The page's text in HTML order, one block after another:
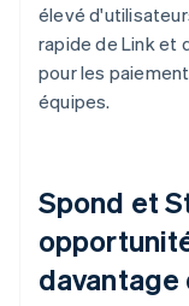
élevé
rapide de Link et
pour les
équipes.
Spond et